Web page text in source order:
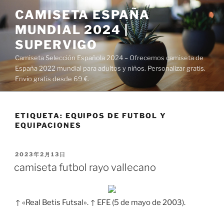
al
contenido
CAMISETA ESPAÑA
MUNDIAL 2024 |
SUPERVIGO
Camiseta Selección Española 2024 – Ofrecemos camiseta de
España 2022 mundial para adultos y niños. Personalizar gratis.
Envío gratis desde 69 €.
ETIQUETA: EQUIPOS DE FUTBOL Y
EQUIPACIONES
PUBLICADO
2023年2月13日
camiseta futbol rayo vallecano
↑ «Real Betis Futsal». ↑ EFE (5 de mayo de 2003).